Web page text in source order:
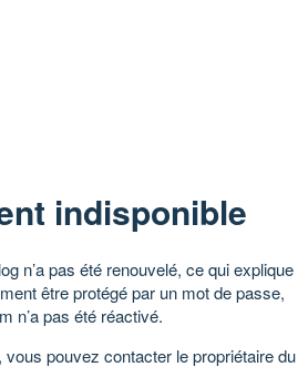
indisponible
n’a pas été renouvelé, ce qui explique
être protégé par un mot de passe,
n’a pas été réactivé.
pouvez contacter le propriétaire du